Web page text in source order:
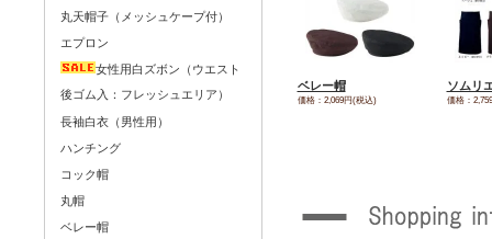
ベレー帽
価格：2,069円(税込)
ソムリ
価格：
丸天帽子（メッシュケープ付）
エプロン
女性用白ズボン（ウエスト
後ゴム入：フレッシュエリア）
長袖白衣（男性用）
ハンチング
コック帽
丸帽
ベレー帽